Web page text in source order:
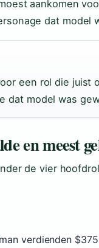
aankomen
dat model
een rol die juist
dat model was
en meest
de vier
verdienden